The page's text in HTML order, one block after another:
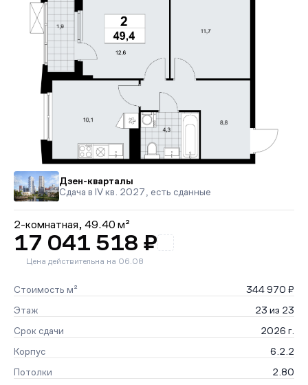
Дзен-кварталы
Сдача в IV кв. 2027, есть сданные
2-комнатная, 49.40 м²
17 041 518 ₽
Цена действительна на 06.08
Стоимость м²
344 970 ₽
Этаж
23 из 23
Срок сдачи
2026 г.
Корпус
6.2.2
Потолки
2.80